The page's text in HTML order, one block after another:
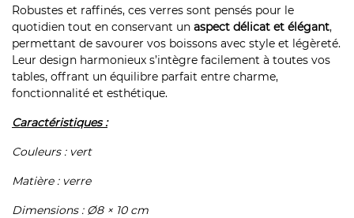
Robustes et raffinés, ces verres sont pensés pour le
quotidien tout en conservant un aspect délicat et élégant,
permettant de savourer vos boissons avec style et légèreté.
Leur design harmonieux s’intègre facilement à toutes vos
tables, offrant un équilibre parfait entre charme,
fonctionnalité et esthétique.
Caractéristiques :
Couleurs : vert
Matière : verre
Dimensions : Ø8 × 10 cm